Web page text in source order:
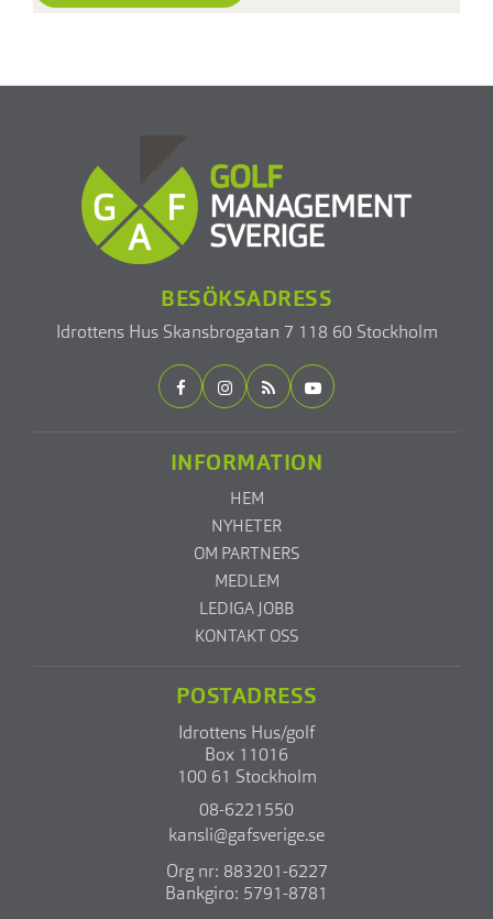
BESÖKSADRESS
Idrottens HusSkansbrogatan 7 118 60 Stockholm
INFORMATION
HEM
NYHETER
OM PARTNERS
MEDLEM
LEDIGA JOBB
KONTAKT OSS
POSTADRESS
Idrottens Hus/golf
Box 11016
100 61 Stockholm
08-6221550
kansli@gafsverige.se
Org nr: 883201-6227
Bankgiro: 5791-8781